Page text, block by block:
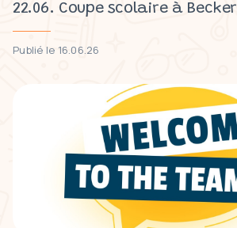
22.06. Coupe scolaire à
Publié le 16.06.26